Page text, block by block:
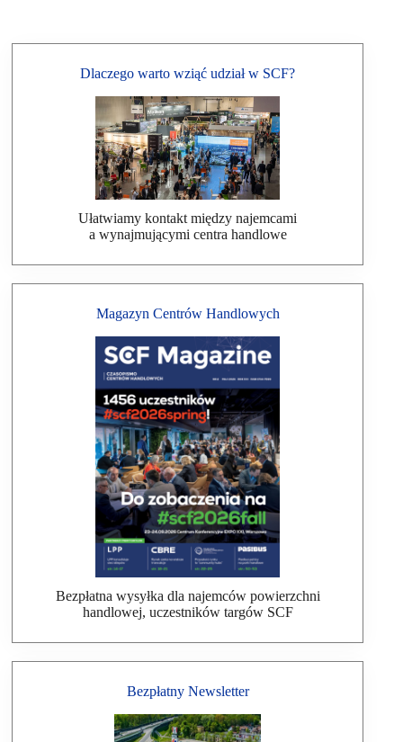
Dlaczego warto wziąć udział w SCF?
Ułatwiamy kontakt między najemcami
a wynajmującymi centra handlowe
Magazyn Centrów Handlowych
Bezpłatna wysyłka dla najemców powierzchni
handlowej, uczestników targów SCF
Bezpłatny Newsletter